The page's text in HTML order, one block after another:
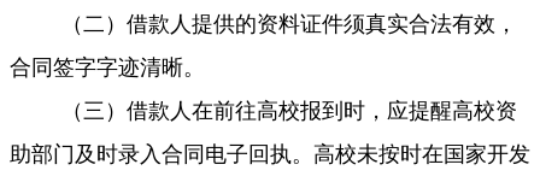
（二）借款人提供的资料证件须真实合法有效，
合同签字字迹清晰。
（三）借款人在前往高校报到时，应提醒高校资
助部门及时录入合同电子回执。高校未按时在国家开发